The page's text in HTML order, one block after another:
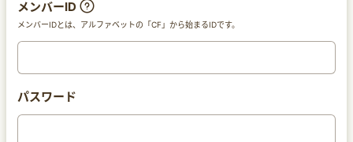
メンバーID
メンバーIDとは、アルファベットの「CF」から始まるIDです。
パスワード